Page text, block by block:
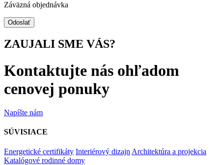
Záväzná objednávka
Odoslať
ZAUJALI SME VÁS?
Kontaktujte nás ohľadom
cenovej ponuky
Napíšte nám
SÚVISIACE
Energetické certifikáty Interiérový dizajn Architektúra a projekcia
Katalógové rodinné domy